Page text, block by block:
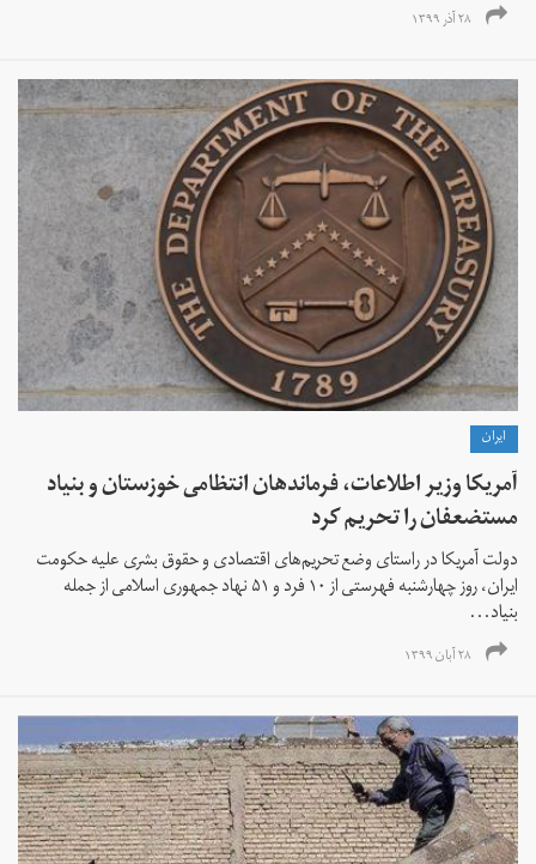
۲۸ آذر ۱۳۹۹
ايران
آمریکا وزیر اطلاعات، فرماندهان انتظامی خوزستان و بنیاد
مستضعفان را تحریم کرد
دولت آمریکا در راستای وضع تحریم‌های اقتصادی و حقوق بشری علیه حکومت
ایران، روز چهارشنبه فهرستی از ۱۰ فرد و ۵۱ نهاد جمهوری اسلامی از جمله
بنیاد...
۲۸ آبان ۱۳۹۹